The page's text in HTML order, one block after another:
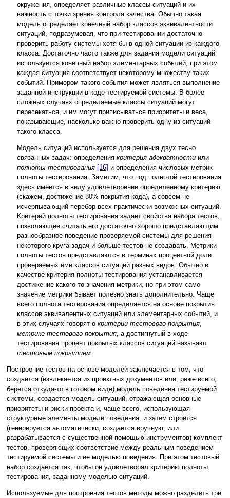
окружения, определяет различные классы ситуаций и их
важность с точки зрения контроля качества. Обычно такая
модель определяет конечный набор классов эквивалентности
ситуаций, подразумевая, что при тестировании достаточно
проверить работу системы хотя бы в одной ситуации из каждого
класса. Достаточно часто также для задания модели ситуаций
используется конечный набор элементарных событий, при этом
каждая ситуация соответствует некоторому множеству таких
событий. Примером такого события может являться выполнение
заданной инструкции в коде тестируемой системы. В более
сложных случаях определяемые классы ситуаций могут
пересекаться, и им могут приписываться приоритеты и веса,
показывающие, насколько важно проверить одну из ситуаций
такого класса.
Модель ситуаций используется для решения двух тесно
связанных задач: определения критерия адекватности или
полноты тестирования [16] и определения числовых метрик
полноты тестирования. Заметим, что под полнотой тестирования
здесь имеется в виду удовлетворение определенному критерию
(скажем, достижение 80% покрытия кода), а совсем не
исчерпывающий перебор всех практически возможных ситуаций.
Критерий полноты тестирования задает свойства набора тестов,
позволяющие считать его достаточно хорошо представляющим
разнообразное поведение проверяемой системы для решения
некоторого круга задач и больше тестов не создавать. Метрики
полноты тестов представляются в терминах процентной доли
проверяемых ими классов ситуаций разных видов. Обычно в
качестве критерия полноты тестирования устанавливается
достижение какого-то значения метрики, но при этом само
значение метрики бывает полезно знать дополнительно. Чаще
всего полнота тестирования определяется на основе покрытия
классов эквивалентных ситуаций или элементарных событий, и
в этих случаях говорят о критерии тестового покрытия,
метрике тестового покрытия, а достигнутый в ходе
тестирования процент покрытых классов ситуаций называют
тестовым покрытием.
Построение тестов на основе моделей заключается в том, что
создается (извлекается из проектных документов или, реже всего,
берется откуда-то в готовом виде) модель поведения тестируемой
системы, создается модель ситуаций, отражающая основные
приоритеты и риски проекта и, чаще всего, использующая
структурные элементы модели поведения, и затем строится
(генерируется автоматически, создается вручную, или
разрабатывается с существенной помощью инструментов) комплект
тестов, проверяющих соответствие между реальным поведением
тестируемой системы и ее моделью поведения. При этом тестовый
набор создается так, чтобы он удовлетворял критерию полноты
тестирования, заданному моделью ситуаций.
Используемые для построения тестов методы можно разделить три